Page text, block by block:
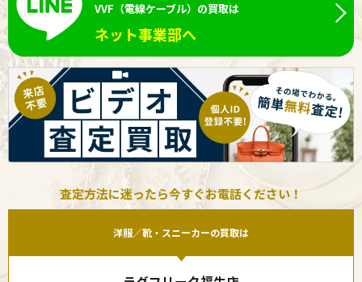
VVF（電線ケーブル）の買取は
ネット事業部へ
査定方法に迷ったら今すぐお電話ください！
洋服／靴・スニーカーの買取は